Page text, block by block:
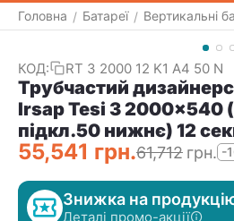
Головна / Батареї / Вертикальні
КОД: RT 3 2000 12 K1 A4 50 N
Трубчастий
Irsap Tesi 3 2000x540
підкл.50 нижнє) 12
55,541 грн.61,712 грн. -
Знижка на
Деталі промо-акції